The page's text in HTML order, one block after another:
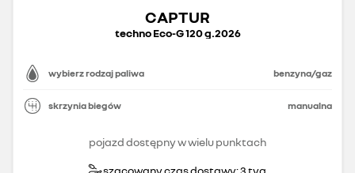
CAPTUR
techno Eco-G 120 g.2026
wybierz rodzaj paliwa benzyna/gaz
skrzynia biegów manualna
pojazd dostępny w wielu punktach
szacowany czas dostawy: 3 tyg.